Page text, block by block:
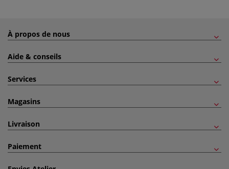
À propos de nous
Aide & conseils
Services
Magasins
Livraison
Paiement